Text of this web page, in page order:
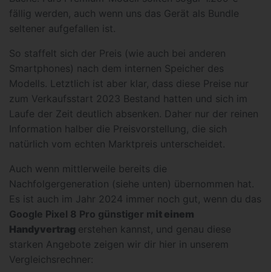
fällig werden, auch wenn uns das Gerät als Bundle
seltener aufgefallen ist.
So staffelt sich der Preis (wie auch bei anderen
Smartphones) nach dem internen Speicher des
Modells. Letztlich ist aber klar, dass diese Preise nur
zum Verkaufsstart 2023 Bestand hatten und sich im
Laufe der Zeit deutlich absenken. Daher nur der reinen
Information halber die Preisvorstellung, die sich
natürlich vom echten Marktpreis unterscheidet.
Auch wenn mittlerweile bereits die
Nachfolgergeneration (siehe unten) übernommen hat.
Es ist auch im Jahr 2024 immer noch gut, wenn du das
Google Pixel 8 Pro günstiger mit einem
Handyvertrag erstehen kannst, und genau diese
starken Angebote zeigen wir dir hier in unserem
Vergleichsrechner: